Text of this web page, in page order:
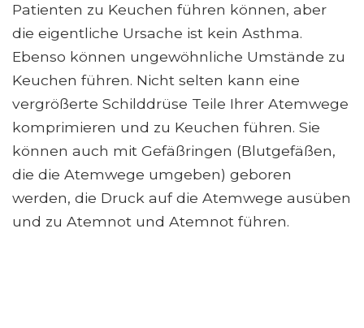
Patienten zu Keuchen führen können, aber
die eigentliche Ursache ist kein Asthma.
Ebenso können ungewöhnliche Umstände zu
Keuchen führen. Nicht selten kann eine
vergrößerte Schilddrüse Teile Ihrer Atemwege
komprimieren und zu Keuchen führen. Sie
können auch mit Gefäßringen (Blutgefäßen,
die die Atemwege umgeben) geboren
werden, die Druck auf die Atemwege ausüben
und zu Atemnot und Atemnot führen.